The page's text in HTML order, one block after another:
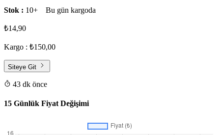
Stok : 10+ Bu gün kargoda
₺14,90
Kargo : ₺150,00
Siteye Git
43 dk önce
15 Günlük Fiyat Değişimi